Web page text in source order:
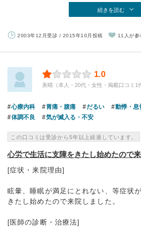
続きを読む
2003年12月受診 / 2015年10月投稿 11人が参
1.0
美晴（本人・20代・女性・掲載口コミ1
心療内科 胃痛・腹痛 だるい 動悸・息
体調不良
気が滅入る・不安
この口コミは受診から5年以上経過しています。
心労で生活に支障をきたし始めたので来
[症状・来院理由]
眩暈、睡眠が満足にとれない、等症状
きたし始めたので来院しました。
[医師の診断・治療法]